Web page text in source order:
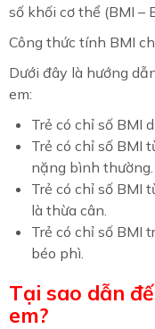
số khối cơ thể (BMI –
Công thức tính BMI
Dưới đây là hướng
em:
Trẻ có chỉ số BMI
Trẻ có chỉ số BMI
nặng bình thường.
Trẻ có chỉ số BMI
là thừa cân.
Trẻ có chỉ số BMI
béo phì.
Tại sao dẫn
em?